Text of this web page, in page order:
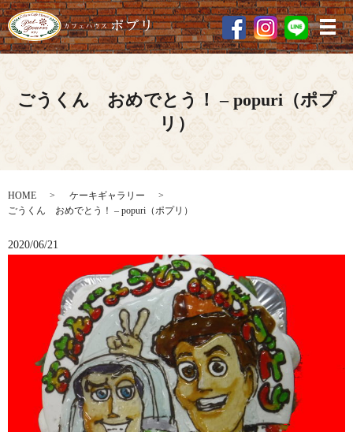
メ
ごうくん おめでとう！ – popuri（ポプ
リ）
HOME
ケーキギャラリー
ごうくん おめでとう！ – popuri（ポプリ）
2020/06/21